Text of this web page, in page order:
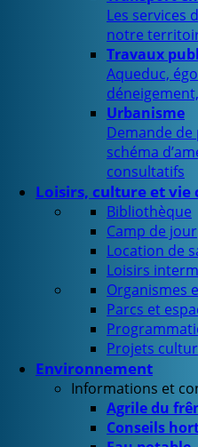
Les services
notre
Travaux
Aqueduc,
Urbanisme
Demande
schéma
consultatifs
Loisirs, culture et
Bibliothèque
Camp de jour
Location de
Loisirs
Organismes
Parcs et
Projets
Environnement
Informations et
Agrile du
Conseils